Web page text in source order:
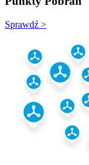
Sprawdź >